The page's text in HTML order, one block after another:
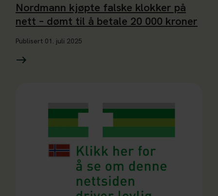
Nordmann kjøpte falske klokker på
nett – dømt til å betale 20 000 kroner
Publisert 01. juli 2025